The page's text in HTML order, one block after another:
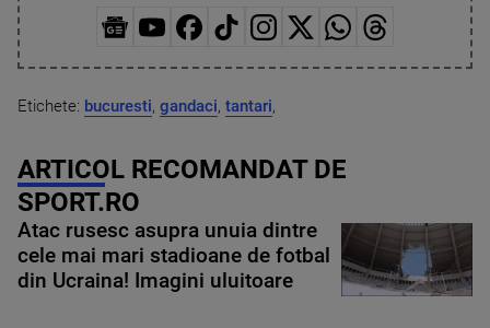
Etichete: bucuresti, gandaci, tantari,
ARTICOL RECOMANDAT DE
SPORT.RO
Atac rusesc asupra unuia dintre
cele mai mari stadioane de fotbal
din Ucraina! Imagini uluitoare